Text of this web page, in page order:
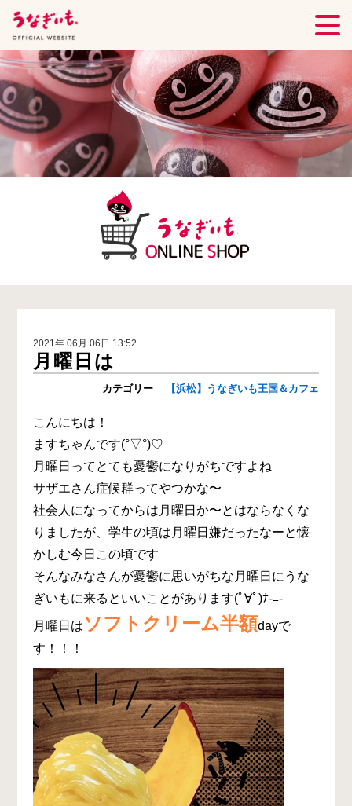
2021年 06月 06日 13:52
月曜日は
カテゴリー 【浜松】うなぎいも王国＆カフェ
こんにちは！
ますちゃんです(°▽°)♡
月曜日ってとても憂鬱になりがちですよね
サザエさん症候群ってやつかな〜
社会人になってからは月曜日か〜とはならなくな
りましたが、学生の頃は月曜日嫌だったなーと懐
かしむ今日この頃です
そんなみなさんが憂鬱に思いがちな月曜日にうな
ぎいもに来るといいことがあります(ﾟ∀ﾟ)ﾅ-ﾆ-
月曜日は ソフトクリーム半額dayで
す！！！